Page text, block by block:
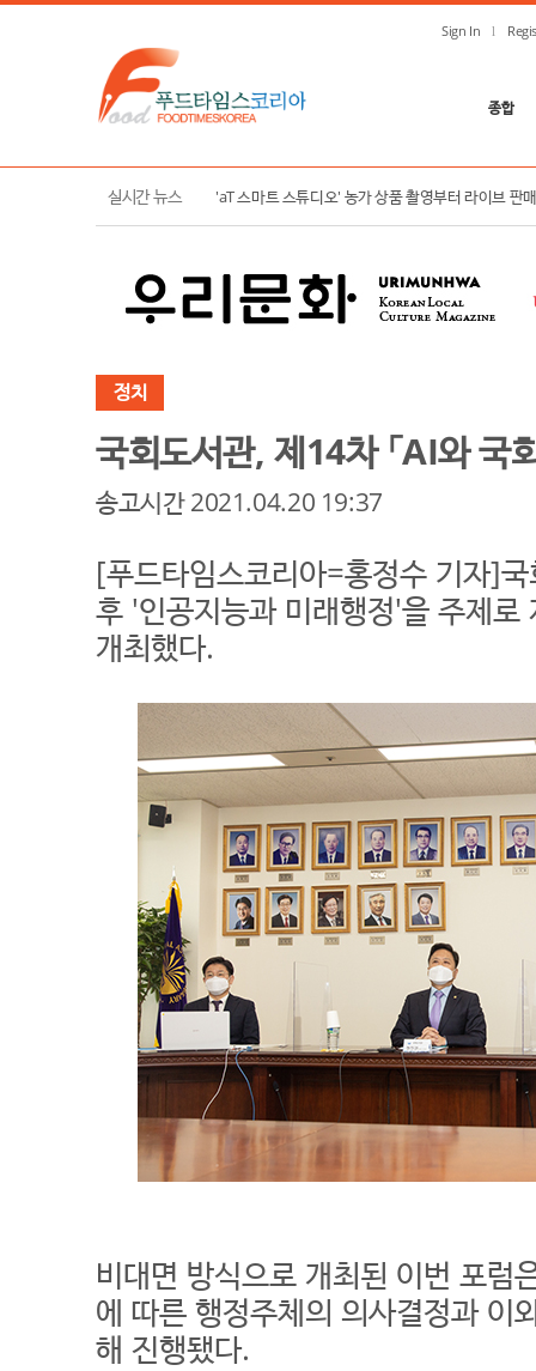
Sign In
종합
실시간 뉴스
한국농수산식품유통공사, K-푸드 수출 확대 및 K-컬
'aT 스마트 스튜디오' 농가 상품 촬영부터 라이브 판
정치
국회도서관, 제14차 「AI와 국
송고시간 2021.04.20 19:37
[푸드타임스코리아=홍정수 기자]
후 '인공지능과 미래행정'을 주제로
개최했다.
비대면 방식으로 개최된 이번 포럼
에 따른 행정주체의 의사결정과 이
해 진행됐다.